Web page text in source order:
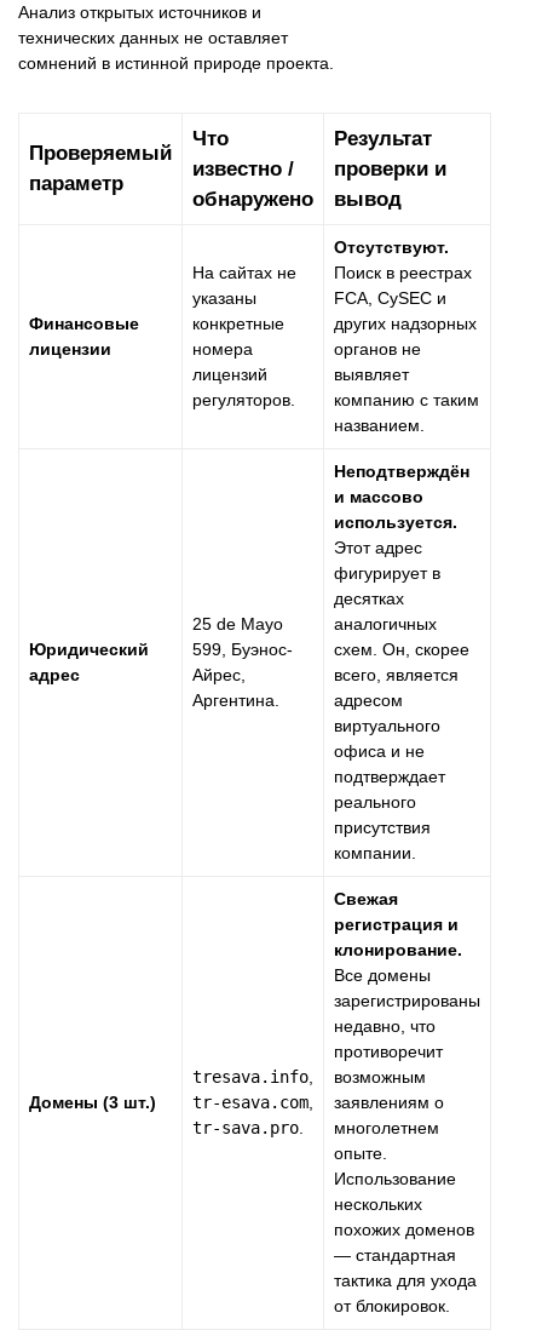
Анализ открытых источников и
технических данных не оставляет
сомнений в истинной природе проекта.
Проверяемый
параметр
Что
известно /
обнаружено
Результат
проверки и
вывод
Финансовые
лицензии
На сайтах не
указаны
конкретные
номера
лицензий
регуляторов.
Отсутствуют.
Поиск в реестрах
FCA, CySEC и
других надзорных
органов не
выявляет
компанию с таким
названием.
Юридический
адрес
25 de Mayo
599, Буэнос-
Айрес,
Аргентина.
Неподтверждён
и массово
используется.
Этот адрес
фигурирует в
десятках
аналогичных
схем. Он, скорее
всего, является
адресом
виртуального
офиса и не
подтверждает
реального
присутствия
компании.
Домены (3 шт.)
tresava.info
tr-esava.com
tr-sava.pro
Свежая
регистрация и
клонирование.
Все домены
зарегистрированы
недавно, что
противоречит
возможным
заявлениям о
многолетнем
опыте.
Использование
нескольких
похожих доменов
— стандартная
тактика для ухода
от блокировок.